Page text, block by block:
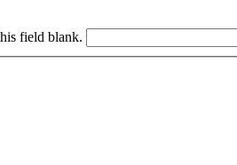
field blank.